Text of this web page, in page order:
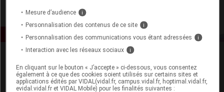
Mesure d’audience i
Personnalisation des contenus de ce site i
Personnalisation des communications vous étant adressées i
Interaction avec les réseaux sociaux i
En cliquant sur le bouton « J’accepte » ci-dessous, vous consentez
également à ce que des cookies soient utilisés sur certains sites et
applications édités par VIDAL(vidal.fr, campus.vidal.fr, hoptimal.vidal.fr,
evidal.vidal.fr et VIDAL Mobile) pour les finalités suivantes :